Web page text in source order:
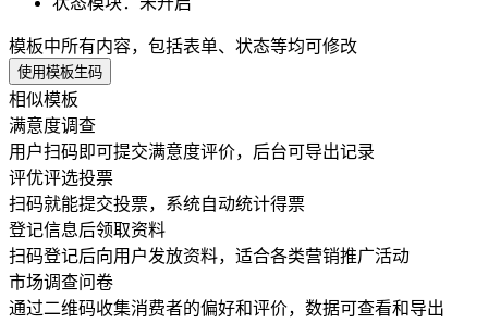
模板中所有内容，包括表单、状态等均可修改
使用模板生码
相似模板
满意度调查
用户扫码即可提交满意度评价，后台可导出记录
评优评选投票
扫码就能提交投票，系统自动统计得票
登记信息后领取资料
扫码登记后向用户发放资料，适合各类营销推广活动
市场调查问卷
通过二维码收集消费者的偏好和评价，数据可查看和导出